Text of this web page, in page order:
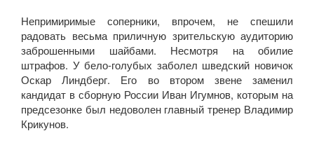
Непримиримые соперники, впрочем, не спешили
радовать весьма приличную зрительскую аудиторию
заброшенными шайбами. Несмотря на обилие
штрафов. У бело-голубых заболел шведский новичок
Оскар Линдберг. Его во втором звене заменил
кандидат в сборную России Иван Игумнов, которым на
предсезонке был недоволен главный тренер Владимир
Крикунов.